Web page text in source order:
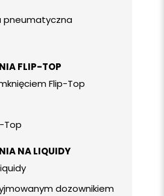
pneumatyczna
FLIP-TOP
Flip-Top
Top
NA LIQUIDY
dozownikiem